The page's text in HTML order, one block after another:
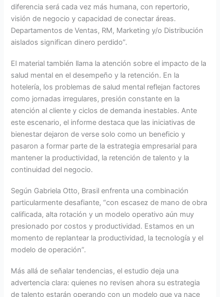
diferencia será cada vez más humana, con repertorio,
visión de negocio y capacidad de conectar áreas.
Departamentos de Ventas, RM, Marketing y/o Distribución
aislados significan dinero perdido”.
El material también llama la atención sobre el impacto de la
salud mental en el desempeño y la retención. En la
hotelería, los problemas de salud mental reflejan factores
como jornadas irregulares, presión constante en la
atención al cliente y ciclos de demanda inestables. Ante
este escenario, el informe destaca que las iniciativas de
bienestar dejaron de verse solo como un beneficio y
pasaron a formar parte de la estrategia empresarial para
mantener la productividad, la retención de talento y la
continuidad del negocio.
Según Gabriela Otto, Brasil enfrenta una combinación
particularmente desafiante, “con escasez de mano de obra
calificada, alta rotación y un modelo operativo aún muy
presionado por costos y productividad. Estamos en un
momento de replantear la productividad, la tecnología y el
modelo de operación”.
Más allá de señalar tendencias, el estudio deja una
advertencia clara: quienes no revisen ahora su estrategia
de talento estarán operando con un modelo que ya nace